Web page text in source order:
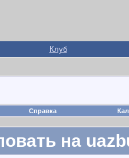
Клуб
Справка
на